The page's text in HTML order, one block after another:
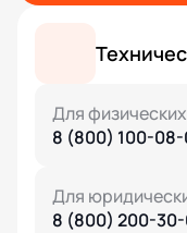
Для
8 (800) 100-
Для
8 (800) 200-